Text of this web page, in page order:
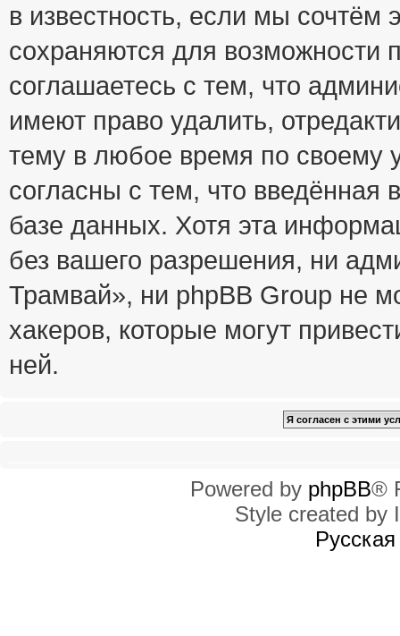
в известность, если мы
сохраняются для возможности
соглашаетесь с тем, что
имеют право удалить,
тему в любое время по своему
согласны с тем, что
базе данных. Хотя эта
без вашего разрешения, ни
Трамвай», ни phpBB Group не
хакеров, которые могут
ней.
Powered by phpBB®
Style created by